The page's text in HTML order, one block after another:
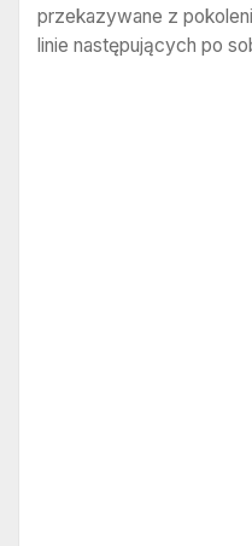
przekazywane z
linie następujących po